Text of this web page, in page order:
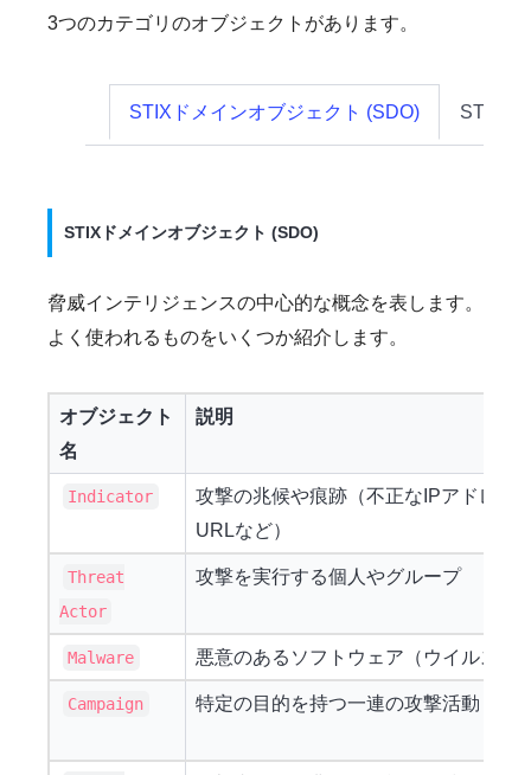
3つのカテゴリのオブジェクトがあります。
STIXドメインオブジェクト (SDO) STIXサ
STIXドメインオブジェクト (SDO)
脅威インテリジェンスの中心的な概念を表します。
よく使われるものをいくつか紹介します。
オブジェクト
名
説明
Indicator
攻撃の兆候や痕跡（不正なIPアドレス
URLなど）
Threat
Actor
攻撃を実行する個人やグループ
Malware 悪意のあるソフトウェア（ウイルス、
Campaign 特定の目的を持つ一連の攻撃活動